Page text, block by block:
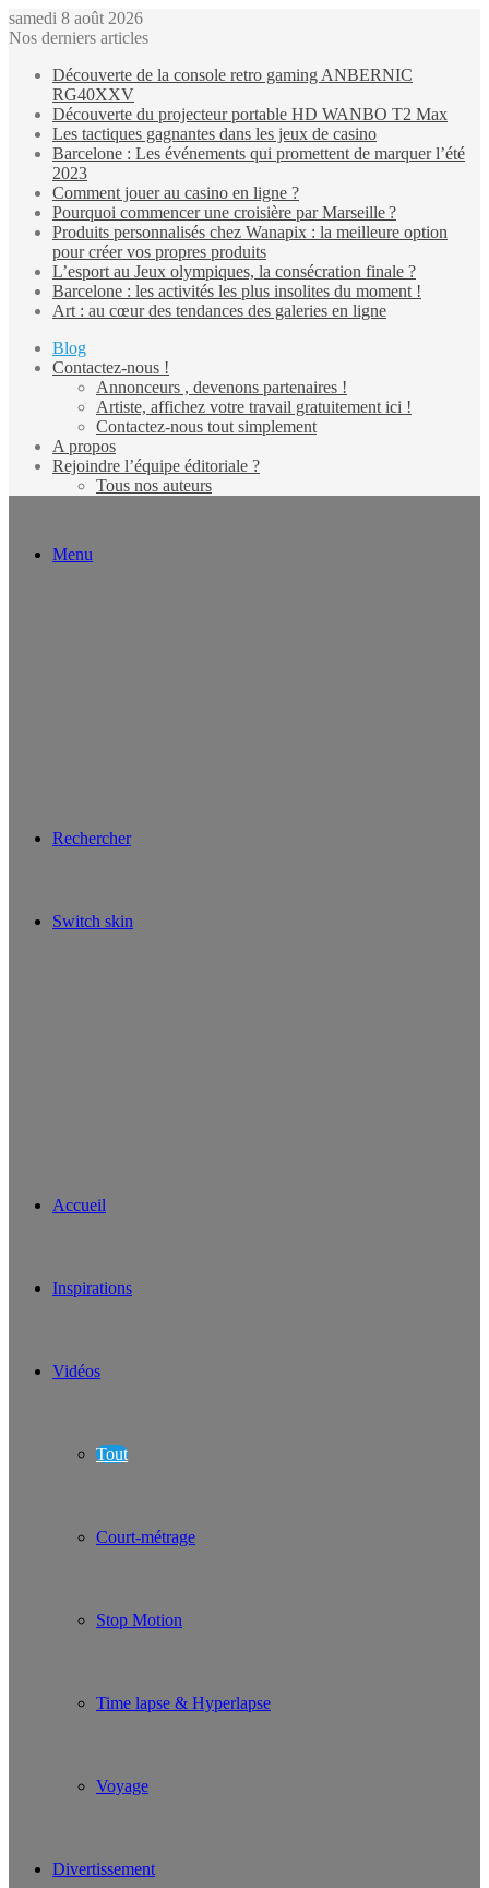
samedi 8 août 2026
Nos derniers articles
Découverte de la console retro gaming ANBERNIC
RG40XXV
Découverte du projecteur portable HD WANBO T2 Max
Les tactiques gagnantes dans les jeux de casino
Barcelone : Les événements qui promettent de marquer l’été
2023
Comment jouer au casino en ligne ?
Pourquoi commencer une croisière par Marseille ?
Produits personnalisés chez Wanapix : la meilleure option
pour créer vos propres produits
L’esport au Jeux olympiques, la consécration finale ?
Barcelone : les activités les plus insolites du moment !
Art : au cœur des tendances des galeries en ligne
Blog
Contactez-nous !
Annonceurs , devenons partenaires !
Artiste, affichez votre travail gratuitement ici !
Contactez-nous tout simplement
A propos
Rejoindre l’équipe éditoriale ?
Tous nos auteurs
Menu
Rechercher
Switch skin
Accueil
Inspirations
Vidéos
Tout
Court-métrage
Stop Motion
Time lapse & Hyperlapse
Voyage
Divertissement